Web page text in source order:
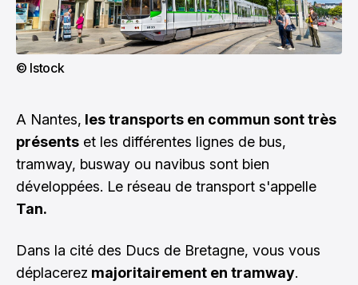
© Istock
A Nantes, les transports en commun sont très
présents et les différentes lignes de bus,
tramway, busway ou navibus sont bien
développées. Le réseau de transport s'appelle
Tan.
Dans la cité des Ducs de Bretagne, vous vous
déplacerez majoritairement en tramway.